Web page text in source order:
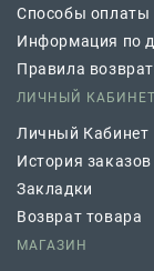
Способы оплаты
Информация по
Правила
ЛИЧНЫЙ КАБИНЕТ
Личный Кабинет
История заказов
Закладки
Возврат товара
МАГАЗИН